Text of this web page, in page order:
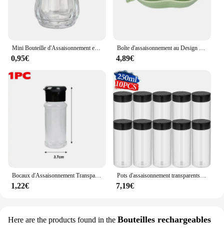
Mini Bouteille d'Assaisonnement en Verre Transparent, 10/15ml, Pots à Épices pour Barbecue Belle, Salière, Récipient de Stockage des citrouille avec Couvercle
0,95€
Boîte d'assaisonnement au Design Unique, deux pois dans un Pod, salière et poivrière en céramique, ensemble de cadeaux de fête de mariage
4,89€
Bocaux d'Assaisonnement Transparents de 100ml, Sel, Shaker, Stockage des Épices, Boîtes à Condiments, Gadget de Cuisine Domestique, Facile à Recharger et à Verser
1,22€
Pots d'assaisonnement transparents avec couvercles Shaker, bouteilles de sel, de poivre, d'épices, boîtes de stockage de condiments, conteneur de stockage de poudre
7,19€
Here are the products found in the Bouteilles rechargeables